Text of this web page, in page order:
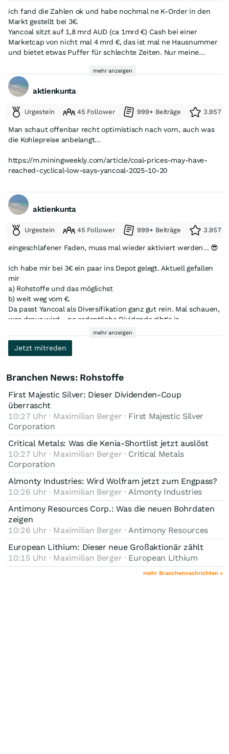
ich fand die Zahlen ok und habe nochmal ne K-Order in den
Markt gestellt bei 3€.
Yancoal sitzt auf 1,8 mrd AUD (ca 1mrd €) Cash bei einer
Marketcap von nicht mal 4 mrd €, das ist mal ne Hausnummer
und bietet etwas Puffer für schlechte Zeiten. Nur meine
mehr anzeigen
aktienkunta
Urgestein 45 Follower 999+ Beiträge 3.957
Man schaut offenbar recht optimistisch nach vorn, auch was
die Kohlepreise anbelangt...
https://m.miningweekly.com/article/coal-prices-may-have-
reached-cyclical-low-says-yancoal-2025-10-20
aktienkunta
Urgestein 45 Follower 999+ Beiträge 3.957
eingeschlafener Faden, muss mal wieder aktiviert werden... 😎
Ich habe mir bei 3€ ein paar ins Depot gelegt. Aktuell gefallen
mir
a) Rohstoffe und das möglichst
b) weit weg vom €.
Da passt Yancoal als Diversifikation ganz gut rein. Mal schauen,
was draus wird... ne ordentliche Dividende gibt's ja
mehr anzeigen
Jetzt mitreden
Branchen News: Rohstoffe
First Majestic Silver: Dieser Dividenden-Coup
überrascht
10:27 Uhr · Maximilian Berger · First Majestic Silver
Corporation
Critical Metals: Was die Kenia-Shortlist jetzt auslöst
10:27 Uhr · Maximilian Berger · Critical Metals
Corporation
Almonty Industries: Wird Wolfram jetzt zum Engpass?
10:26 Uhr · Maximilian Berger · Almonty Industries
Antimony Resources Corp.: Was die neuen Bohrdaten
zeigen
10:26 Uhr · Maximilian Berger · Antimony Resources
European Lithium: Dieser neue Großaktionär zählt
10:15 Uhr · Maximilian Berger · European Lithium
mehr Branchennachrichten »